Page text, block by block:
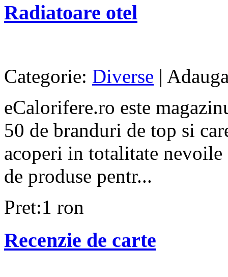
Radiatoare otel
Categorie: Diverse |
eCalorifere.ro este
50 de branduri de top si
acoperi in totalitate
de produse pentr...
Pret:1 ron
Recenzie de carte